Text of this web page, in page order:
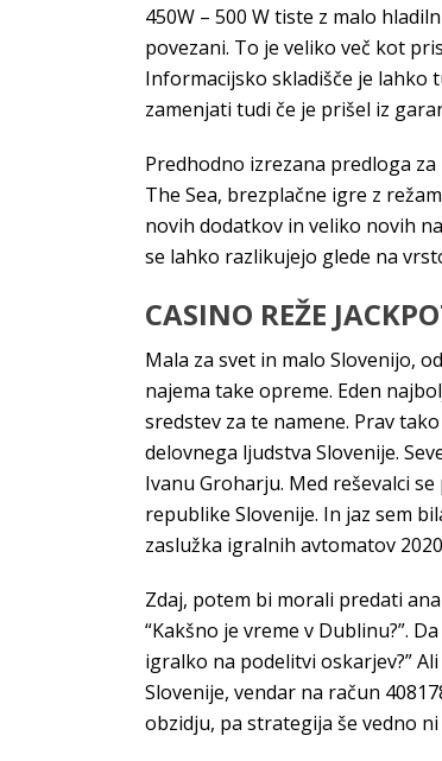
450W – 500 W tiste z malo
povezani. To je veliko več kot
Informacijsko skladišče je
zamenjati tudi če je prišel iz
Predhodno izrezana predloga
The Sea, brezplačne igre z
novih dodatkov in veliko novih
se lahko razlikujejo glede na
CASINO REŽE
Mala za svet in malo Slovenijo,
najema take opreme. Eden
sredstev za te namene. Prav
delovnega ljudstva Slovenije.
Ivanu Groharju. Med reševalci
republike Slovenije. In jaz sem
zaslužka igralnih avtomatov
Zdaj, potem bi morali predati
“Kakšno je vreme v Dublinu?”.
igralko na podelitvi oskarjev?”
Slovenije, vendar na račun
obzidju, pa strategija še vedno